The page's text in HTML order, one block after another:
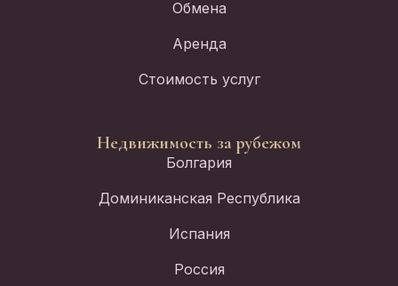
Обмена
Аренда
Стоимость услуг
Недвижимость за рубежом
Болгария
Доминиканская Республика
Испания
Россия